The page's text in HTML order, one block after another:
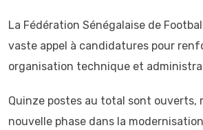
La Fédération Sénégalaise de
vaste appel à candidatures pour
organisation technique et
Quinze postes au total sont ouverts,
nouvelle phase dans la